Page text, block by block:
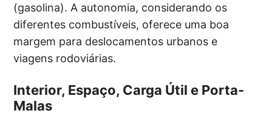
(gasolina). A autonomia, considerando os
diferentes combustíveis, oferece uma boa
margem para deslocamentos urbanos e
viagens rodoviárias.
Interior, Espaço, Carga Útil e Porta-
Malas